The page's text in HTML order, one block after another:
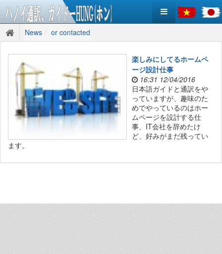
News or contacted
楽しみにしてるホームペ
ージ設計仕事
16:31 12/04/2016
日本語ガイドと通訳をや
っていますが、趣味のた
めでやっているのはホー
ムページを設計する仕
事、IT会社を辞めたけ
ど、好みがまだ残ってい
ます。